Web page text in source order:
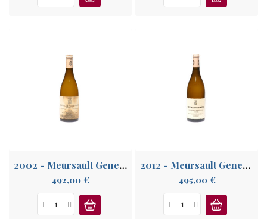
2002 - Meursault Genevrières 1° Cru
492,00 €Prix
2012 - Meursault Genevrières 1° Cru
495,00 €Prix